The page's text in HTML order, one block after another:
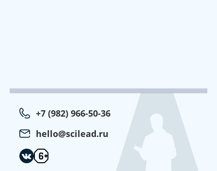
+7 (982) 966-50-36
hello@scilead.ru